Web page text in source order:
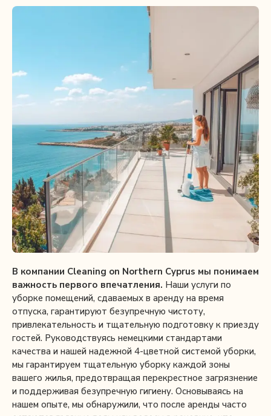
В компании Cleaning on Northern Cyprus мы понимаем
важность первого впечатления. Наши услуги по
уборке помещений, сдаваемых в аренду на время
отпуска, гарантируют безупречную чистоту,
привлекательность и тщательную подготовку к приезду
гостей. Руководствуясь немецкими стандартами
качества и нашей надежной 4-цветной системой уборки,
мы гарантируем тщательную уборку каждой зоны
вашего жилья, предотвращая перекрестное загрязнение
и поддерживая безупречную гигиену. Основываясь на
нашем опыте, мы обнаружили, что после аренды часто